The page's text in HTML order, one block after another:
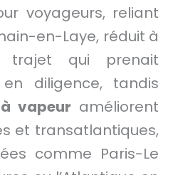
voyageurs, reliant
en-Laye, réduit à
trajet qui prenait
diligence, tandis
vapeur améliorent
et transatlantiques,
comme Paris-Le